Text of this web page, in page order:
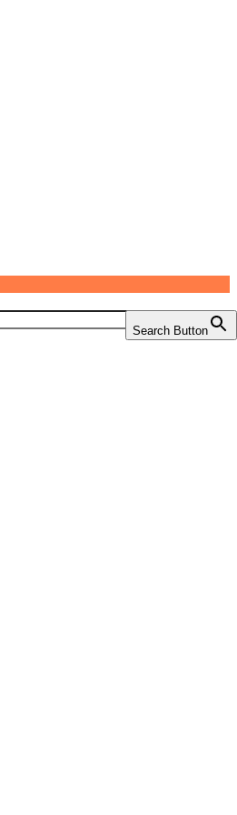
Search Button